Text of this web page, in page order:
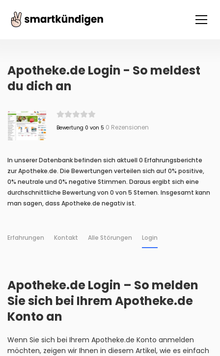
Apotheke.de Login - So meldest
du dich an
Bewertung 0 von 5 0 Rezensionen
In unserer Datenbank befinden sich aktuell 0 Erfahrungsberichte
zur Apotheke.de. Die Bewertungen verteilen sich auf 0% positive,
0% neutrale und 0% negative Stimmen. Daraus ergibt sich eine
durchschnittliche Bewertung von 0 von 5 Sternen. Insgesamt kann
man sagen, dass Apotheke.de negativ ist.
Erfahrungen Kontakt Alle Störungen Login
Apotheke.de Login – So melden
Sie sich bei Ihrem Apotheke.de
Konto an
Wenn Sie sich bei Ihrem Apotheke.de Konto anmelden
möchten, zeigen wir Ihnen in diesem Artikel, wie es einfach